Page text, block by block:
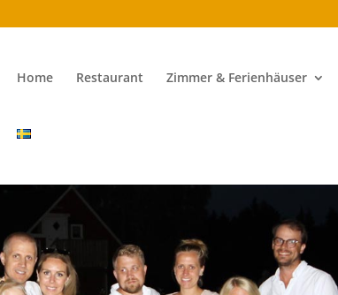
Home Restaurant Zimmer & Ferienhäuser